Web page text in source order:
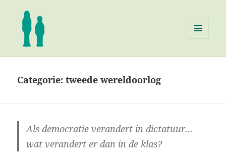
Vriendschap Toen & Nu
WIDGETS
Categorie:tweede wereldoorlog
Als democratie verandert in dictatuur…
wat verandert er dan in de klas?